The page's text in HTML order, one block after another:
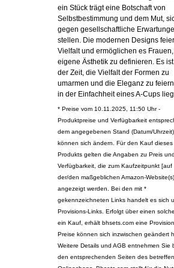
ein Stück trägt eine Botschaft von
Selbstbestimmung und dem Mut,
gegen gesellschaftliche
stellen. Die modernen Designs
Vielfalt und ermöglichen es
eigene Ästhetik zu definieren. Es
der Zeit, die Vielfalt der Formen zu
umarmen und die Eleganz zu
in der Einfachheit eines A-Cups
* Preise vom 10.11.2025, 11:50 Uhr -
Produktpreise und Verfügbarkeit
dem angegebenen Stand (Datum/
können sich ändern. Für den Kauf dieses
Produkts gelten die Angaben zu Preis und
Verfügbarkeit, die zum Kaufzeitpunkt [auf
der/den maßgeblichen Amazon-
angezeigt werden. Bei den mit *
gekennzeichneten Links handelt es sich
Provisions-Links. Erfolgt über einen
ein Kauf, erhält bhsets.com eine
Preise können sich inzwischen geändert
Weitere Details und AGB entnehmen Sie
den entsprechenden Seiten des